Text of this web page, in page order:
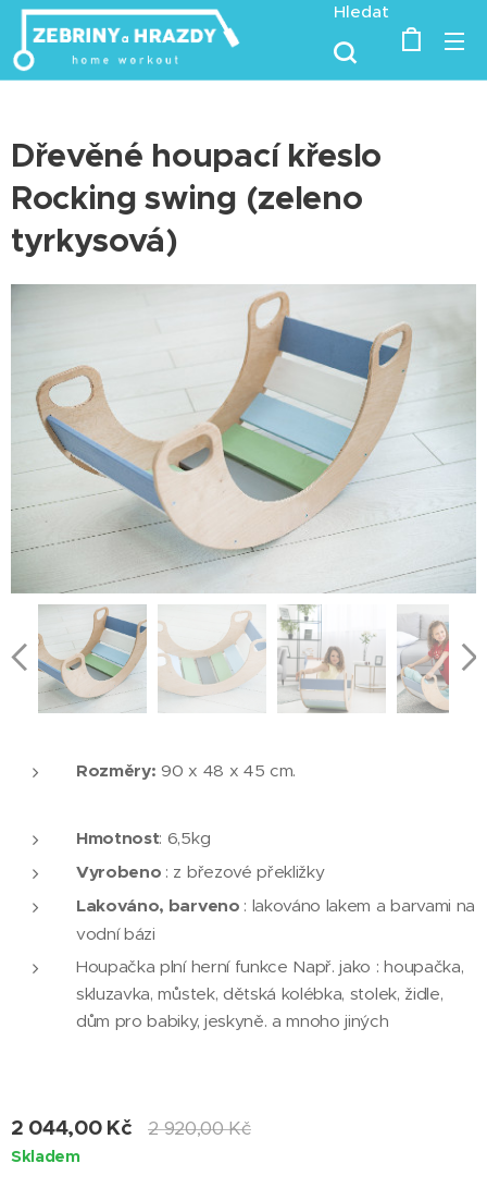
Hledat
Dřevěné houpací křeslo
Rocking swing (zeleno
tyrkysová)
Rozměry: 90 x 48 x 45 cm.
Hmotnost: 6,5kg
Vyrobeno : z březové překližky
Lakováno, barveno : lakováno lakem a barvami na
vodní bázi
Houpačka plní herní funkce Např. jako : houpačka,
skluzavka, můstek, dětská kolébka, stolek, židle,
dům pro babiky, jeskyně. a mnoho jiných
2 044,00Kč 2 920,00Kč
Skladem